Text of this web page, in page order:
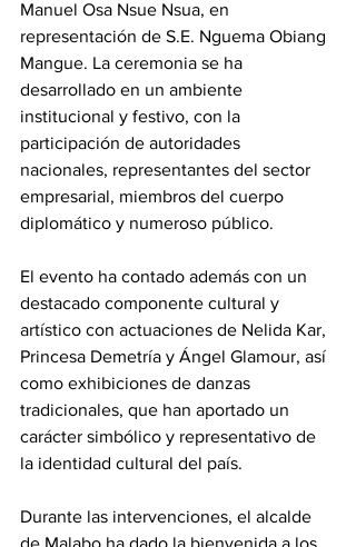
Manuel Osa Nsue Nsua, en
representación de S.E. Nguema Obiang
Mangue. La ceremonia se ha
desarrollado en un ambiente
institucional y festivo, con la
participación de autoridades
nacionales, representantes del sector
empresarial, miembros del cuerpo
diplomático y numeroso público.
El evento ha contado además con un
destacado componente cultural y
artístico con actuaciones de Nelida Kar,
Princesa Demetría y Ángel Glamour, así
como exhibiciones de danzas
tradicionales, que han aportado un
carácter simbólico y representativo de
la identidad cultural del país.
Durante las intervenciones, el alcalde
de Malabo ha dado la bienvenida a los